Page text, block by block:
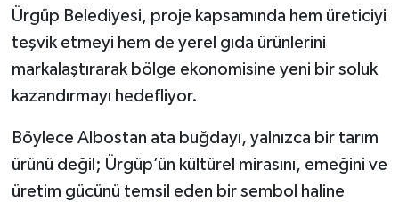
Ürgüp Belediyesi, proje kapsamında hem üreticiyi
teşvik etmeyi hem de yerel gıda ürünlerini
markalaştırarak bölge ekonomisine yeni bir soluk
kazandırmayı hedefliyor.
Böylece Albostan ata buğdayı, yalnızca bir tarım
ürünü değil; Ürgüp’ün kültürel mirasını, emeğini ve
üretim gücünü temsil eden bir sembol haline